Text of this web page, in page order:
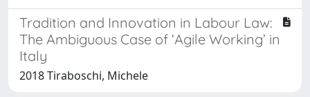
Tradition and Innovation in Labour Law:
The Ambiguous Case of ‘Agile Working’ in
Italy
2018 Tiraboschi, Michele